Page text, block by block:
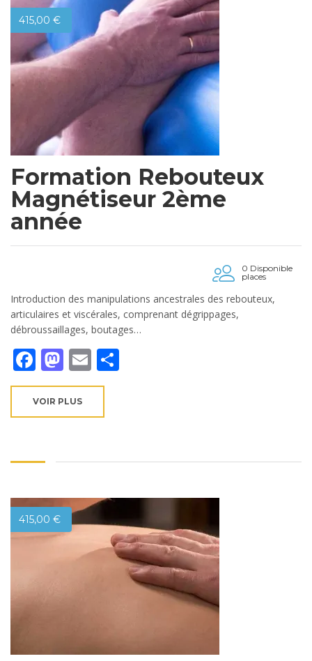
415,00 €
Formation Rebouteux
Magnétiseur 2ème
année
0 Disponible
places
Introduction des manipulations ancestrales des rebouteux,
articulaires et viscérales, comprenant dégrippages,
débroussaillages, boutages…
Facebook
Mastodon
Email
VOIR PLUS
415,00 €